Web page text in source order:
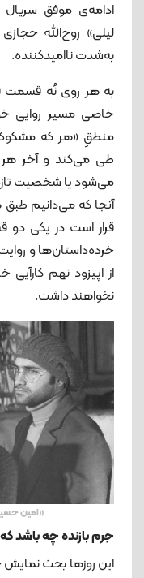
ادامه‌ی موفق
لیلی» روح‌الله
به‌شدت ناامیدکننده.
به هر روی نُه قسمت
خاصی مسیر روایی
منطقِ «هر که
طی می‌کند و آخر
می‌شود یا شخصیت
آنجا که می‌دانیم
قرار است در یکی
خرده‌داستان‌ها و
از اپیزود نهم
نخواهند داشت.
«امین
جرم بازنده چه باشد که
این روزها بحث